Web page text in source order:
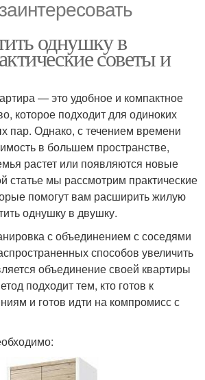
однушку в
советы и
— это удобное и компактное
которое подходит для одиноких
пар. Однако, с течением времени
в большем пространстве,
растет или появляются новые
статье мы рассмотрим практические
помогут вам расширить жилую
однушку в двушку.
с объединением с соседями
способов увеличить
объединение своей квартиры
подходит тем, кто готов к
и готов идти на компромисс с